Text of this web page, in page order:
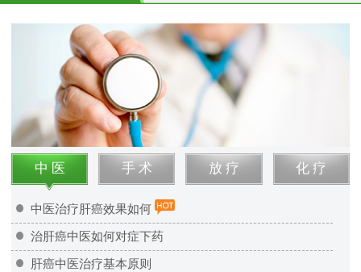
中 医 手 术 放 疗 化 疗
中医治疗肝癌效果如何
治肝癌中医如何对症下药
肝癌中医治疗基本原则